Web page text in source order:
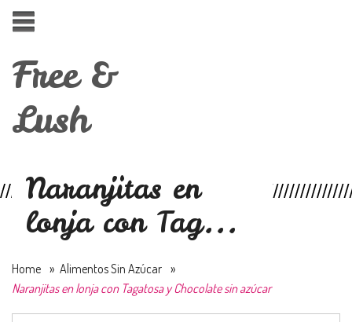
Free &
Lush
Naranjitas en
lonja con Tag...
Home » Alimentos Sin Azúcar »
Naranjitas en lonja con Tagatosa y Chocolate sin azúcar